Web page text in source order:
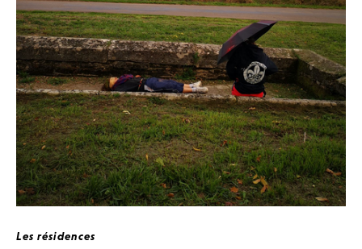
Les résidences